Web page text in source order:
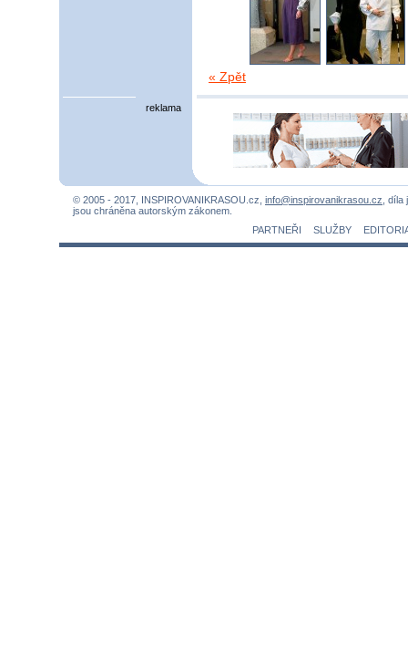
« Zpět
reklama
© 2005 - 2017, INSPIROVANIKRASOU.cz, info@inspirovanikrasou.cz ,
jsou chráněna autorským zákonem.
PARTNEŘI
SLUŽBY